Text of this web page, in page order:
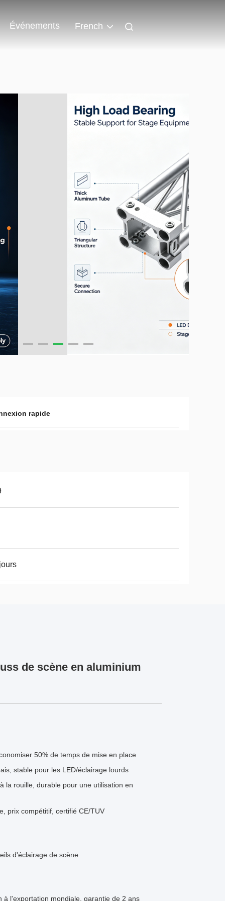
Événements French
rapide
de scène en aluminium
50% de temps de mise en place
stable pour les LED/éclairage lourds
la rouille, durable pour une utilisation en
prix compétitif, certifié CE/TUV
d'éclairage de scène
à l'exportation mondiale, garantie de 2 ans